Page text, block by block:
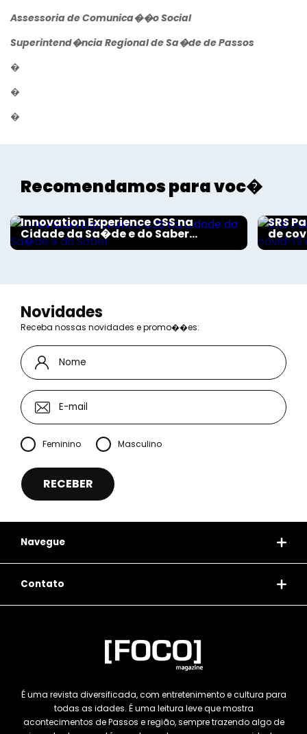
Assessoria de Comunica��o Social
Superintend�ncia Regional de Sa�de de Passos
�
�
�
Recomendamos para voc�
Innovation Experience CSS na
Cidade da Sa�de e do Saber...
SRS
de
Novidades
Receba nossas novidades e promo��es:
Feminino Masculino
Navegue
Contato
É uma revista diversificada, com entretenimento e cultura para
todas as idades. É uma leitura leve que mostra
acontecimentos de Passos e região, sempre trazendo algo de